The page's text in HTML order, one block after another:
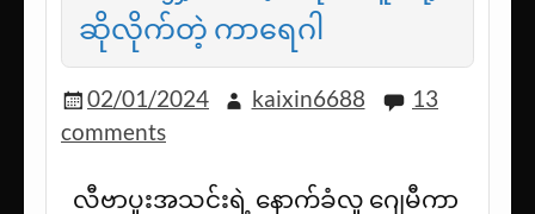
ဆိုလိုက်တဲ့ ကာရေဂါ
02/01/2024 kaixin6688
13
comments
လီဗာပူးအသင်းရဲ့ နောက်ခံလူ ဂျေမီကာ